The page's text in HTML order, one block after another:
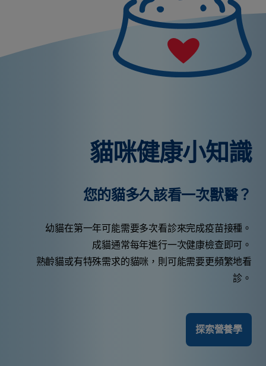
貓咪健康小知識
您的貓多久該看一次獸醫？
幼貓在第一年可能需要多次看診來完成疫苗接種。
成貓通常每年進行一次健康檢查即可。
熟齡貓或有特殊需求的貓咪，則可能需要更頻繁地看
診。
探索營養學